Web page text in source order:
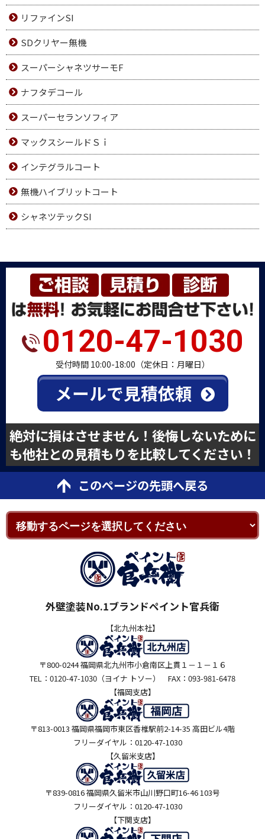
リファインSI
SDクリヤー無機
スーパーシャネツサーモF
ナフタデコール
スーパーセランソフィア
マックスシールドＳｉ
インテグラルコート
無機ハイブリットコート
シャネツテックSI
0120-47-1030
受付時間 10:00-18:00（定休日：月曜日）
メールで見積依頼
絶対に損はさせません！後悔しないために
も他社との見積もりを比較してください！
このページの先頭へ戻る
外壁塗装No.1ブランドペイント官兵衛
【北九州本社】
〒800-0244 福岡県北九州市小倉南区上貫１－１－１６
TEL：0120-47-1030（ヨイナ トソー） FAX：093-981-6478
【福岡支店】
〒813-0013 福岡県福岡市東区香椎駅前2-14-35 高田ビル4階
フリーダイヤル：0120-47-1030
【久留米支店】
〒839-0816 福岡県久留米市山川野口町16-46 103号
フリーダイヤル：0120-47-1030
【下関支店】